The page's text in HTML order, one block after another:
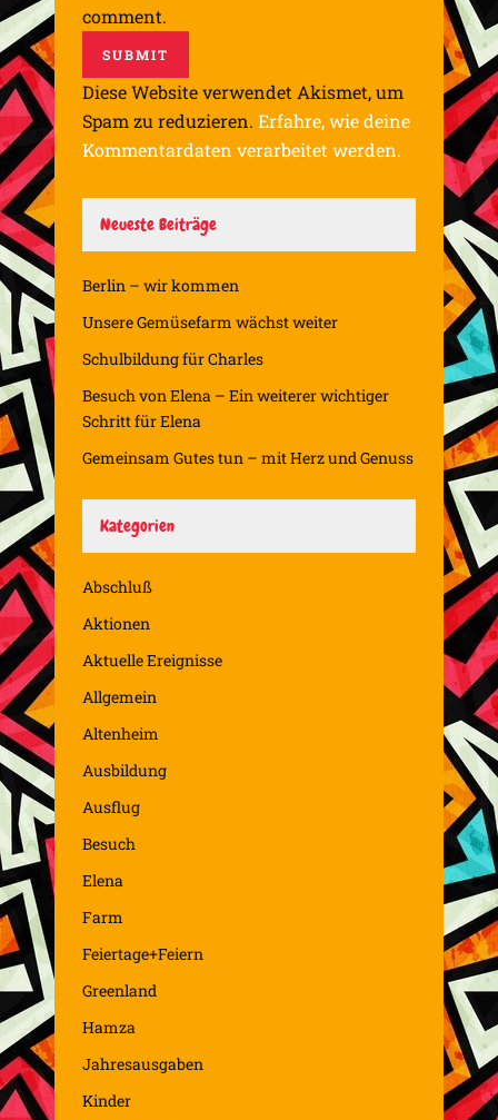
comment.
Diese Website verwendet Akismet, um
Spam zu reduzieren. Erfahre, wie deine
Kommentardaten verarbeitet werden.
Neueste Beiträge
Berlin – wir kommen
Unsere Gemüsefarm wächst weiter
Schulbildung für Charles
Besuch von Elena – Ein weiterer wichtiger
Schritt für Elena
Gemeinsam Gutes tun – mit Herz und Genuss
Kategorien
Abschluß
Aktionen
Aktuelle Ereignisse
Allgemein
Altenheim
Ausbildung
Ausflug
Besuch
Elena
Farm
Feiertage+Feiern
Greenland
Hamza
Jahresausgaben
Kinder